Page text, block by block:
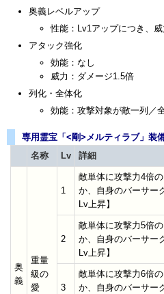
奥義レベルアップ
性能：Lv1アップにつき、
アタック強化
効能：なし
威力：ダメージ1.5倍
列化・全体化
効能：攻撃対象が敵一列／
専用霊宝「<剛>メルティラブ」装
名称
Lv 詳細
奥
義
重量
級の
愛
1
敵単体に攻撃力4倍
か、自身のバーサー
Lv上昇】
2
敵単体に攻撃力5倍
か、自身のバーサー
Lv上昇】
3
敵単体に攻撃力6倍
か、自身のバーサー